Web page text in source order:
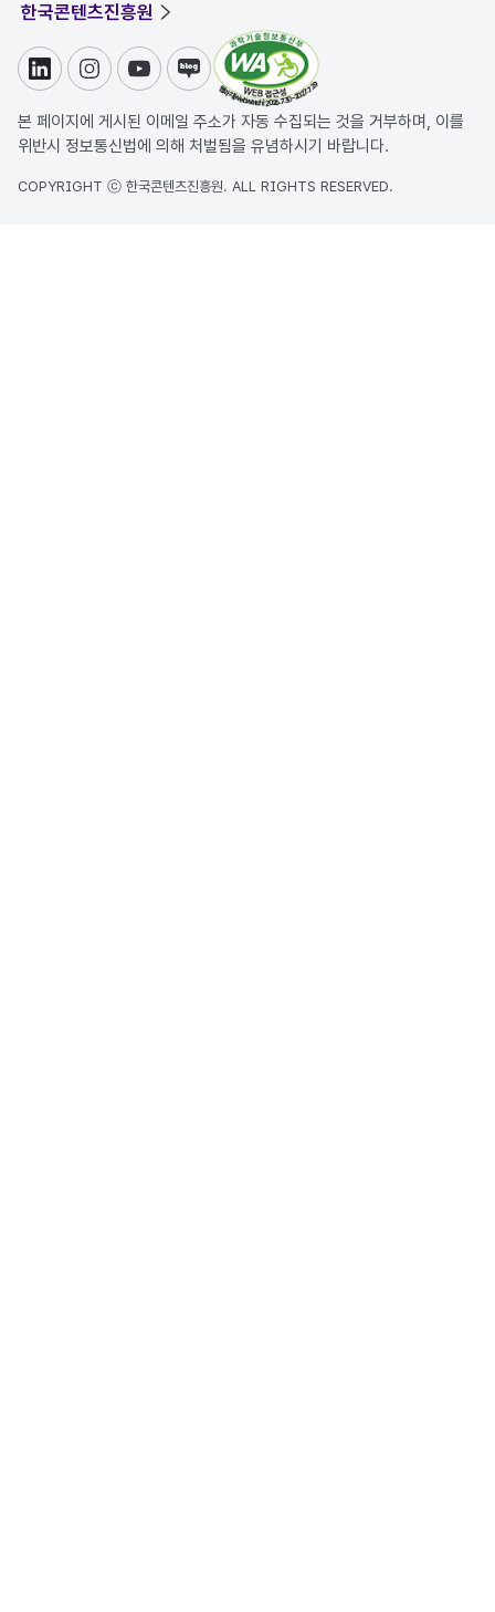
한국콘텐츠진흥원
링크드인인스타그램
유튜브블로그
본 페이지에 게시된 이메일 주소가 자동 수집되는 것을 거부하며, 이를
위반시 정보통신법에 의해 처벌됨을 유념하시기 바랍니다.
COPYRIGHT ⓒ 한국콘텐츠진흥원. ALL RIGHTS RESERVED.